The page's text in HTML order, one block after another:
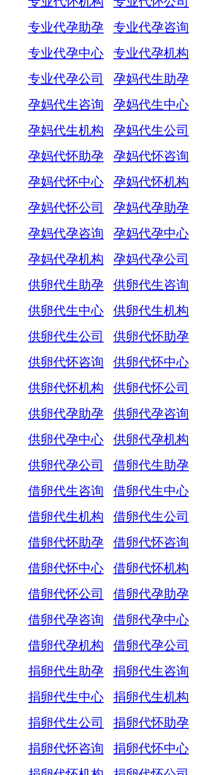
专业代孕助孕
专业代孕咨询
专业代孕中心
专业代孕机构
专业代孕公司
孕妈代生助孕
孕妈代生咨询
孕妈代生中心
孕妈代生机构
孕妈代生公司
孕妈代怀助孕
孕妈代怀咨询
孕妈代怀中心
孕妈代怀机构
孕妈代怀公司
孕妈代孕助孕
孕妈代孕咨询
孕妈代孕中心
孕妈代孕机构
孕妈代孕公司
供卵代生助孕
供卵代生咨询
供卵代生中心
供卵代生机构
供卵代生公司
供卵代怀助孕
供卵代怀咨询
供卵代怀中心
供卵代怀机构
供卵代怀公司
供卵代孕助孕
供卵代孕咨询
供卵代孕中心
供卵代孕机构
供卵代孕公司
借卵代生助孕
借卵代生咨询
借卵代生中心
借卵代生机构
借卵代生公司
借卵代怀助孕
借卵代怀咨询
借卵代怀中心
借卵代怀机构
借卵代怀公司
借卵代孕助孕
借卵代孕咨询
借卵代孕中心
借卵代孕机构
借卵代孕公司
捐卵代生助孕
捐卵代生咨询
捐卵代生中心
捐卵代生机构
捐卵代生公司
捐卵代怀助孕
捐卵代怀咨询
捐卵代怀中心